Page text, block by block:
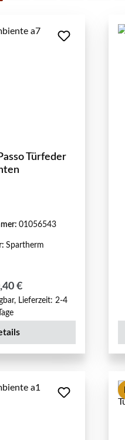
Türfeder
01056543
Spartherm
Preis:
€
Lieferzeit: 2-4
Tage